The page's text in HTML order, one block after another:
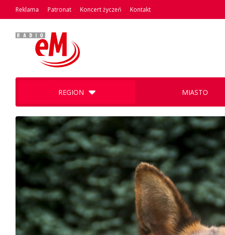
Reklama Patronat Koncert życzeń Kontakt
REGION MIASTO